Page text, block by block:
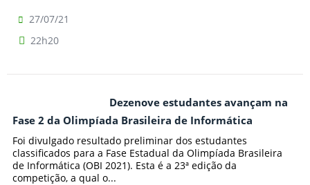
27/07/21
22h20
Dezenove estudantes avançam na
Fase 2 da Olimpíada Brasileira de Informática
Foi divulgado resultado preliminar dos estudantes
classificados para a Fase Estadual da Olimpíada Brasileira
de Informática (OBI 2021). Esta é a 23ª edição da
competição, a qual o...